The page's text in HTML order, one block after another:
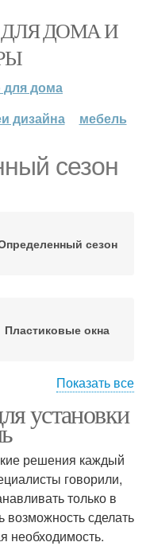
ДЛЯ ДОМА И
для дома
дизайна мебель
сезон
сезон
Пластиковые окна
в летний период
Показать все
установки
решения каждый
говорили,
только в
возможность сделать
необходимость.